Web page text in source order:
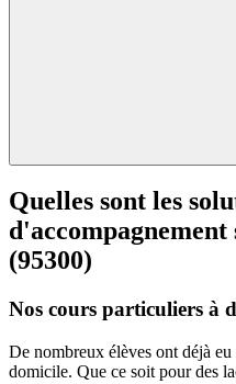
Quelles sont les
d'accompagnement
(95300)
Nos cours particuliers à
De nombreux élèves ont déjà
domicile. Que ce soit pour des